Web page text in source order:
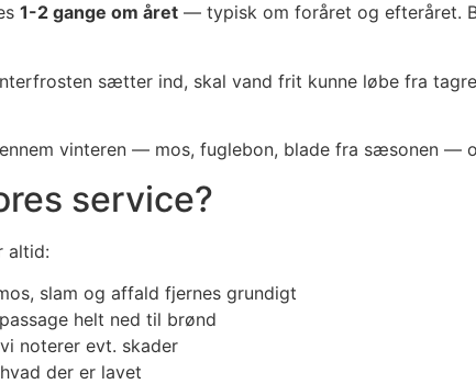
1-2 gange om året — typisk om foråret og efteråret.
sætter ind, skal vand frit kunne løbe fra
vinteren — mos, fuglebon, blade fra sæsonen —
service?
altid:
slam og affald fjernes grundigt
helt ned til brønd
noterer evt. skader
der er lavet